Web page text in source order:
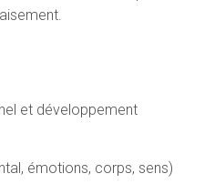
santé émotionnelle au
du burn-out